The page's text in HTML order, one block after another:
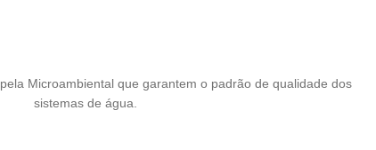
Microambiental que garantem o padrão de qualidade dos
sistemas de água.